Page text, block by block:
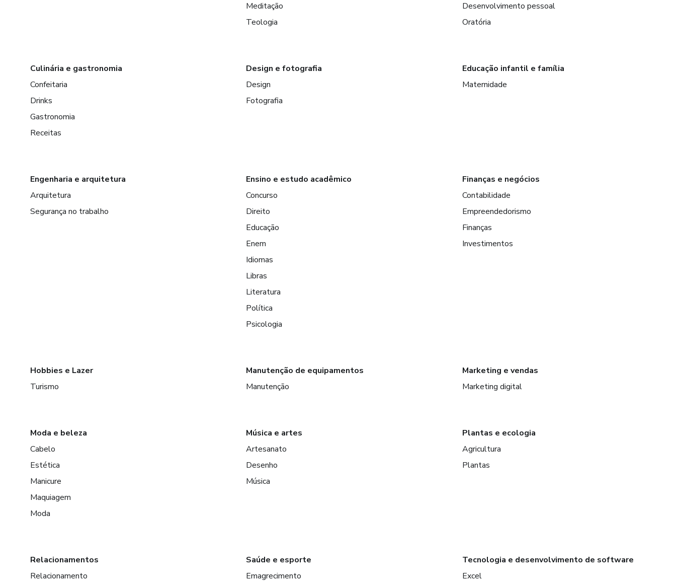
Meditação
Teologia
Desenvolvimento pessoal
Oratória
Culinária e gastronomia
Confeitaria
Drinks
Gastronomia
Receitas
Design e fotografia
Design
Fotografia
Educação infantil e família
Maternidade
Engenharia e arquitetura
Arquitetura
Segurança no trabalho
Ensino e estudo acadêmico
Concurso
Direito
Educação
Enem
Idiomas
Libras
Literatura
Política
Psicologia
Finanças e negócios
Contabilidade
Empreendedorismo
Finanças
Investimentos
Hobbies e Lazer
Turismo
Manutenção de equipamentos
Manutenção
Marketing e vendas
Marketing digital
Moda e beleza
Cabelo
Estética
Manicure
Maquiagem
Moda
Música e artes
Artesanato
Desenho
Música
Plantas e ecologia
Agricultura
Plantas
Relacionamentos
Relacionamento
Saúde e esporte
Emagrecimento
Tecnologia e desenvolvimento de software
Excel